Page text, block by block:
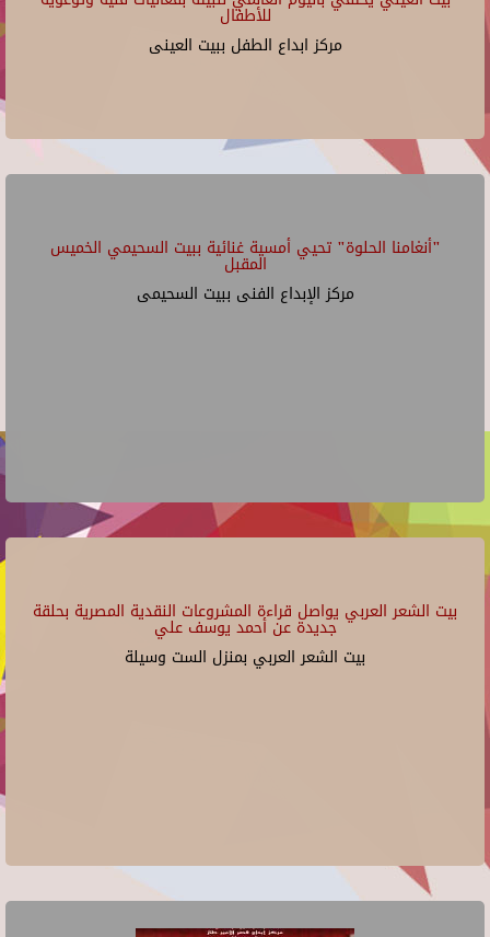
للأطفال
مركز ابداع الطفل ببيت العينى
"أنغامنا الحلوة" تحيي أمسية غنائية ببيت السحيمي الخميس
المقبل
مركز الإبداع الفنى ببيت السحيمى
بيت الشعر العربي يواصل قراءة المشروعات النقدية المصرية بحلقة
جديدة عن أحمد يوسف علي
بيت الشعر العربي بمنزل الست وسيلة